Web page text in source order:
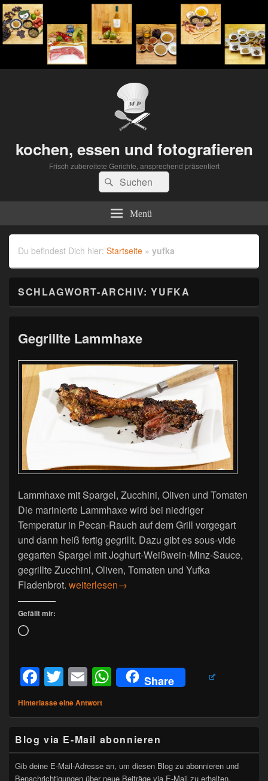
kochen, essen und fotografieren
Frisch zubereitete Gerichte, ansprechend präsentiert
Suchen
nach:
Suchen
Menü
Du befindest Dich hier: Startseite » yufka
SCHLAGWORT-ARCHIV:YUFKA
Gegrillte Lammhaxe
Lammhaxe mit Spargel, Zucchini, Oliven und Tomaten
Die marinierte Lammhaxe wird bei niedriger
Temperatur in Pecan-Rauch auf dem Grill vorgegart
und dann heiß fertig gegrillt. Dazu gibt es sous-vide
gegarten Spargel mit Joghurt-Weißwein-Minz-Sauce,
gegrillte Zucchini, Oliven, Tomaten und Yufka
Fladenbrot. Gegrillte Lammhaxe
weiterlesen→
Gefällt mir:
Wird
F
a
c
e
b
o
T
wi
tt
er
E
m
ail
W
h
at
s
A
p
Share
Hinterlasse eine Antwort
Seitenleisten-
Widgetbereich
Blog via E-Mail abonnieren
Gib deine E-Mail-Adresse an, um diesen Blog zu abonnieren und
Benachrichtigungen über neue Beiträge via E-Mail zu erhalten.